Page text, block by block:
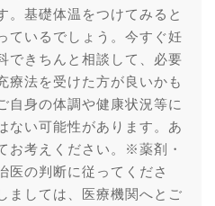
。基礎体温をつけてみると
ているでしょう。今すぐ妊
できちんと相談して、必要
療法を受けた方が良いかも
自身の体調や健康状況等に
ない可能性があります。あ
お考えください。※薬剤・
医の判断に従ってくださ
ましては、医療機関へとご